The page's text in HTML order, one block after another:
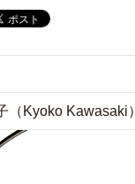
（Kyoko Kawasaki）